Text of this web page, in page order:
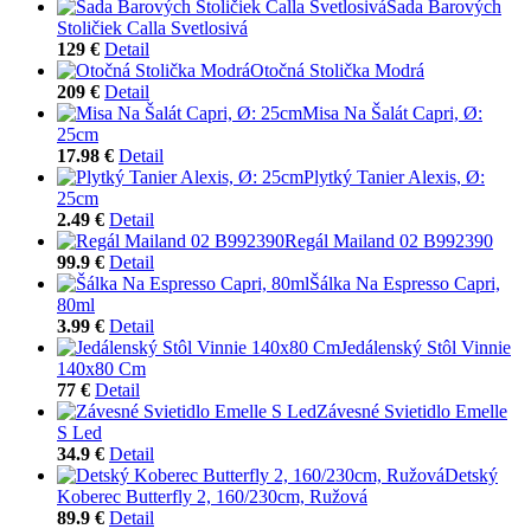
Sada Barových
Stoličiek Calla Svetlosivá
129 € Detail
Otočná Stolička Modrá
209 € Detail
Misa Na Šalát Capri, Ø:
25cm
17.98 € Detail
Plytký Tanier Alexis, Ø:
25cm
2.49 € Detail
Regál Mailand 02 B992390
99.9 € Detail
Šálka Na Espresso Capri,
80ml
3.99 € Detail
Jedálenský Stôl Vinnie
140x80 Cm
77 € Detail
Závesné Svietidlo Emelle
S Led
34.9 € Detail
Detský
Koberec Butterfly 2, 160/230cm, Ružová
89.9 € Detail